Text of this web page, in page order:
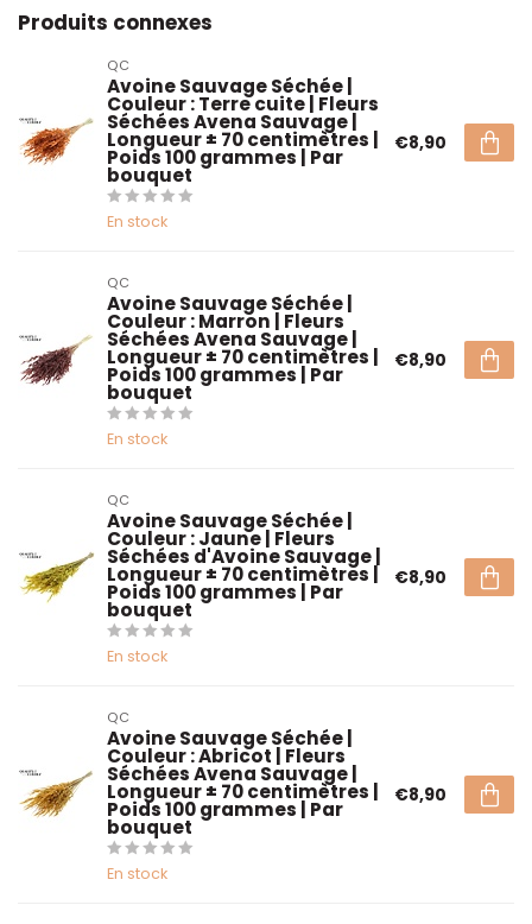
Produits connexes
QC
Avoine Sauvage Séchée |
Couleur : Terre cuite | Fleurs
Séchées Avena Sauvage |
Longueur ± 70 centimètres |
Poids 100 grammes | Par
bouquet
En stock
€8,90
QC
Avoine Sauvage Séchée |
Couleur : Marron | Fleurs
Séchées Avena Sauvage |
Longueur ± 70 centimètres |
Poids 100 grammes | Par
bouquet
En stock
€8,90
QC
Avoine Sauvage Séchée |
Couleur : Jaune | Fleurs
Séchées d'Avoine Sauvage |
Longueur ± 70 centimètres |
Poids 100 grammes | Par
bouquet
En stock
€8,90
QC
Avoine Sauvage Séchée |
Couleur : Abricot | Fleurs
Séchées Avena Sauvage |
Longueur ± 70 centimètres |
Poids 100 grammes | Par
bouquet
En stock
€8,90